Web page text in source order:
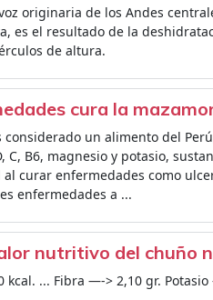
originaria de los Andes
es el resultado de la
de altura.
cura la
considerado un alimento del
C, B6, magnesio y potasio,
curar enfermedades como
enfermedades a ...
nutritivo del chuño
kcal. ... Fibra —-> 2,10 gr.